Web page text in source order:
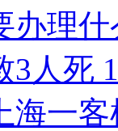
办理
3人死
海一